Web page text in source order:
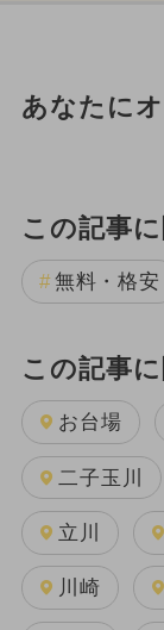
あなたに
この記事
無料・格安
この記事
お台場
二子玉川
立川
川崎